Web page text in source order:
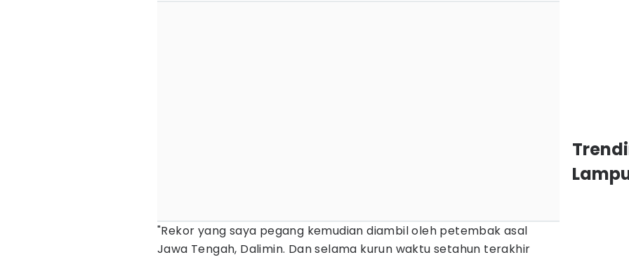
"Rekor yang saya pegang kemudian diambil oleh petembak asal
Jawa Tengah, Dalimin. Dan selama kurun waktu setahun terakhir